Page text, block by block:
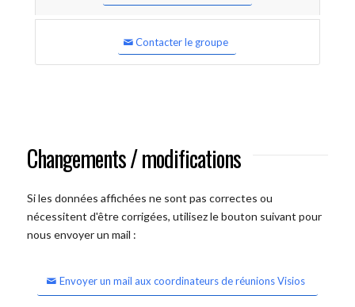
Contacter le groupe
Changements / modifications
Si les données affichées ne sont pas correctes ou
nécessitent d'être corrigées, utilisez le bouton suivant pour
nous envoyer un mail :
Envoyer un mail aux coordinateurs de réunions Visios